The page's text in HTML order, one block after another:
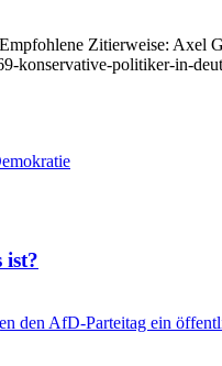
Empfohlene Zitierweise: Axel
konservative-politiker-in-
ist?
den AfD-Parteitag ein